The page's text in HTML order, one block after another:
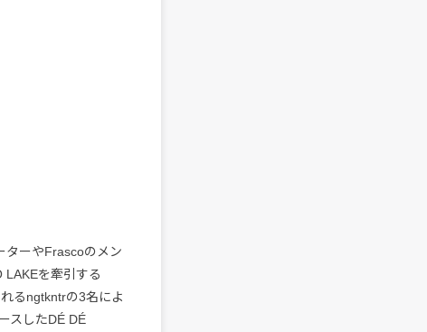
ターやFrascoのメン
LAKEを牽引する
るngtkntrの3名によ
スしたDÉ DÉ